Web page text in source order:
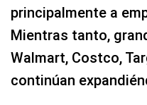
principalmente a
Mientras tanto,
Walmart, Costco,
continúan